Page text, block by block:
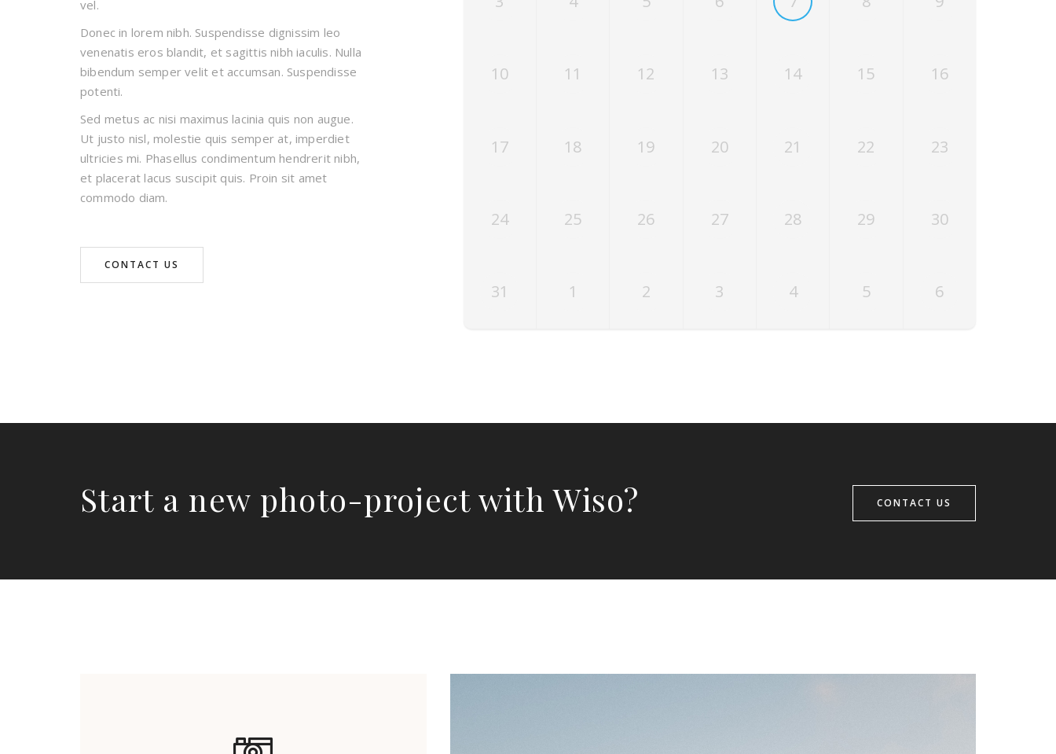
vel.
Donec in lorem nibh. Suspendisse dignissim leo
venenatis eros blandit, et sagittis nibh iaculis. Nulla
bibendum semper velit et accumsan. Suspendisse
potenti.
Sed metus ac nisi maximus lacinia quis non augue.
Ut justo nisl, molestie quis semper at, imperdiet
ultricies mi. Phasellus condimentum hendrerit nibh,
et placerat lacus suscipit quis. Proin sit amet
commodo diam.
CONTACT US
10 11 12 13 14 15 16
17 18 19 20 21 22 23
24 25 26 27 28 29 30
31 1 2 3 4 5 6
Start a new photo-project with Wiso? CONTACT US